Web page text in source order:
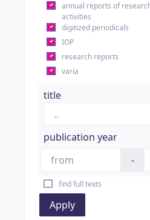
annual reports of
activities
digitized periodicals
IOP
research reports
varia
title
publication year
-
find full texts
Apply